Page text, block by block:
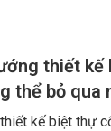
thiết kế
thể bỏ qua
kế biệt thự